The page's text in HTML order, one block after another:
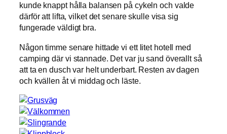
kunde knappt hålla balansen på cykeln och valde
därför att lifta, vilket det senare skulle visa sig
fungerade väldigt bra.
Någon timme senare hittade vi ett litet hotell med
camping där vi stannade. Det var ju sand överallt så
att ta en dusch var helt underbart. Resten av dagen
och kvällen åt vi middag och läste.